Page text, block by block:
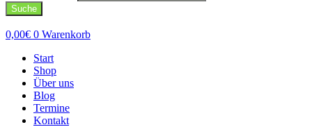
Suche
0,00€ 0 Warenkorb
Start
Shop
Über uns
Blog
Termine
Kontakt